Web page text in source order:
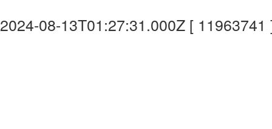
2024-08-13T01:27:31.000Z [ 11963741